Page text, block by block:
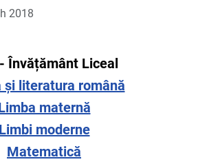
2018
Învățământ Liceal
și literatura română
maternă
Limbi moderne
Matematică